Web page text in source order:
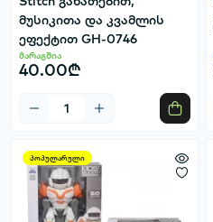
მუსიკითა და კვამლის
ეფექტით GH-0746
მარაგშია
40.00₾
პოპულარული